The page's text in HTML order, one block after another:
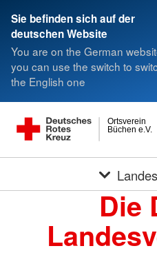
Sie befinden sich auf der
deutschen Website
You are on the German
you can use the switch to
the English one
Büchen e.V.
Ortsverein
Die